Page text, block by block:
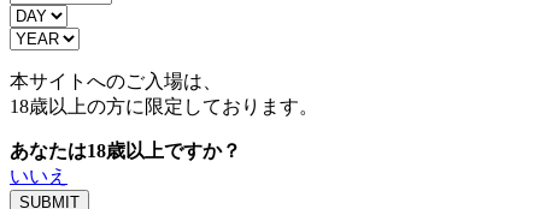
本サイトへのご入場は、
18歳以上の方に限定しております。
あなたは18歳以上ですか？
いいえ